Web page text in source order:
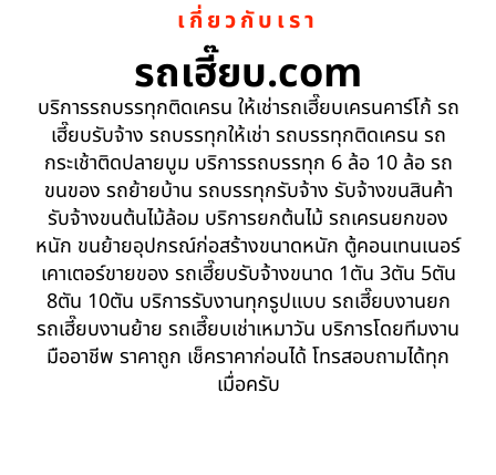
เกี่ยวกับเรา
รถเฮี๊ยบ.com
บริการรถบรรทุกติดเครน ให้เช่ารถเฮี๊ยบเครนคาร์โก้ รถ
เฮี๊ยบรับจ้าง รถบรรทุกให้เช่า รถบรรทุกติดเครน รถ
กระเช้าติดปลายบูม บริการรถบรรทุก 6 ล้อ 10 ล้อ รถ
ขนของ รถย้ายบ้าน รถบรรทุกรับจ้าง รับจ้างขนสินค้า
รับจ้างขนต้นไม้ล้อม บริการยกต้นไม้ รถเครนยกของ
หนัก ขนย้ายอุปกรณ์ก่อสร้างขนาดหนัก ตู้คอนเทนเนอร์
เคาเตอร์ขายของ รถเฮี๊ยบรับจ้างขนาด 1ตัน 3ตัน 5ตัน
8ตัน 10ตัน บริการรับงานทุกรูปแบบ รถเฮี๊ยบงานยก
รถเฮี๊ยบงานย้าย รถเฮี๊ยบเช่าเหมาวัน บริการโดยทีมงาน
มืออาชีพ ราคาถูก เช็คราคาก่อนได้ โทรสอบถามได้ทุก
เมื่อครับ